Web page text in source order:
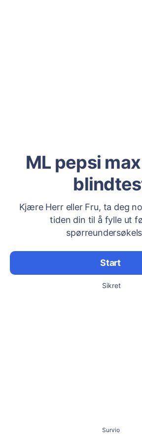
ML pepsi
Kjære Herr eller Fru, ta deg
tiden din til å fylle ut
Start
Sikret
Survio